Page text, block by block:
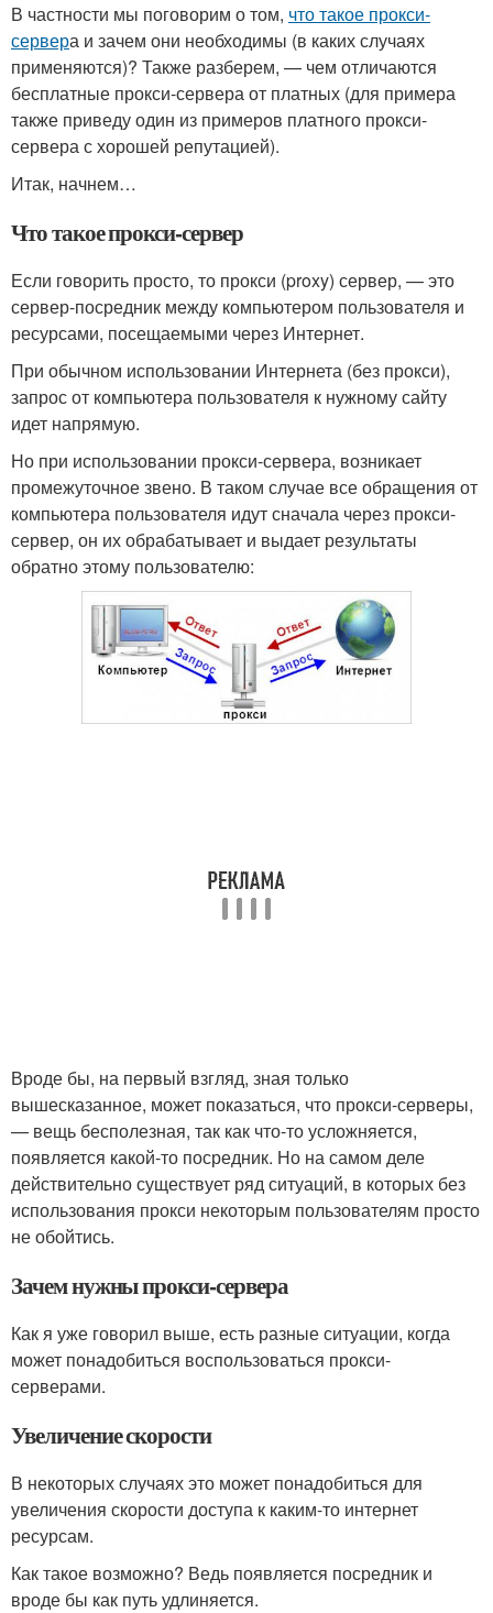
В частности мы поговорим о том, что такое прокси-
сервера и зачем они необходимы (в каких случаях
применяются)? Также разберем, — чем отличаются
бесплатные прокси-сервера от платных (для примера
также приведу один из примеров платного прокси-
сервера с хорошей репутацией).
Итак, начнем…
Что такое прокси-сервер
Если говорить просто, то прокси (proxy) сервер, — это
сервер-посредник между компьютером пользователя и
ресурсами, посещаемыми через Интернет.
При обычном использовании Интернета (без прокси),
запрос от компьютера пользователя к нужному сайту
идет напрямую.
Но при использовании прокси-сервера, возникает
промежуточное звено. В таком случае все обращения от
компьютера пользователя идут сначала через прокси-
сервер, он их обрабатывает и выдает результаты
обратно этому пользователю:
Вроде бы, на первый взгляд, зная только
вышесказанное, может показаться, что прокси-серверы,
— вещь бесполезная, так как что-то усложняется,
появляется какой-то посредник. Но на самом деле
действительно существует ряд ситуаций, в которых без
использования прокси некоторым пользователям просто
не обойтись.
Зачем нужны прокси-сервера
Как я уже говорил выше, есть разные ситуации, когда
может понадобиться воспользоваться прокси-
серверами.
Увеличение скорости
В некоторых случаях это может понадобиться для
увеличения скорости доступа к каким-то интернет
ресурсам.
Как такое возможно? Ведь появляется посредник и
вроде бы как путь удлиняется.